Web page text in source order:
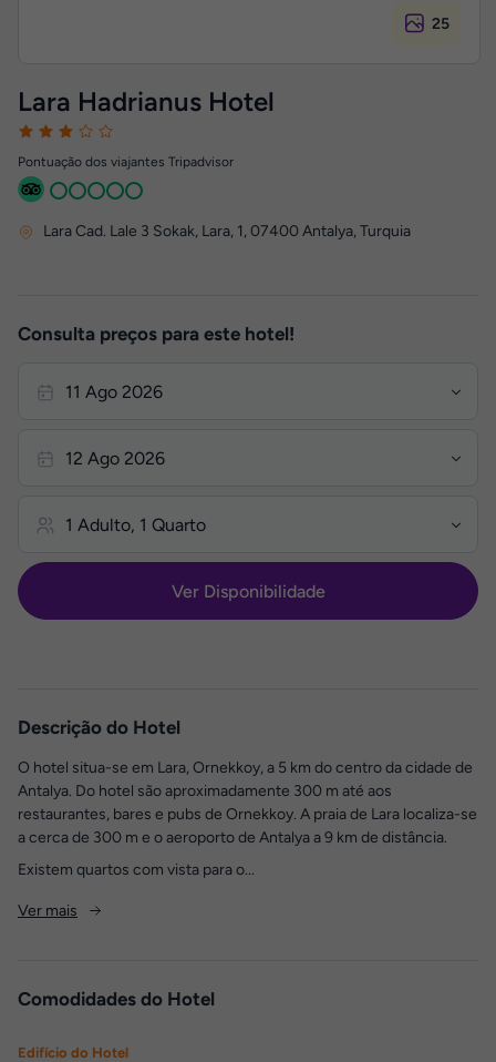
25
Lara Hadrianus Hotel
Pontuação dos viajantes Tripadvisor
Lara Cad. Lale 3 Sokak, Lara, 1,07400Antalya, Turquia
Consulta preços para este hotel!
Ver Disponibilidade
Descrição do Hotel
O hotel situa-se em Lara, Ornekkoy, a 5 km do centro da cidade de
Antalya. Do hotel são aproximadamente 300 m até aos
restaurantes, bares e pubs de Ornekkoy. A praia de Lara localiza-se
a cerca de 300 m e o aeroporto de Antalya a 9 km de distância.
Existem quartos com vista para o...
Ver mais
Comodidades do Hotel
Edifício do Hotel